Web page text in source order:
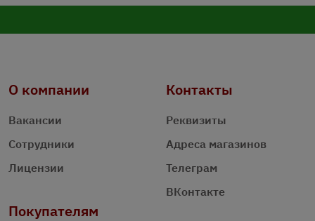
О компании
Вакансии
Сотрудники
Лицензии
Контакты
Реквизиты
Адреса магазинов
Телеграм
ВКонтакте
Покупателям